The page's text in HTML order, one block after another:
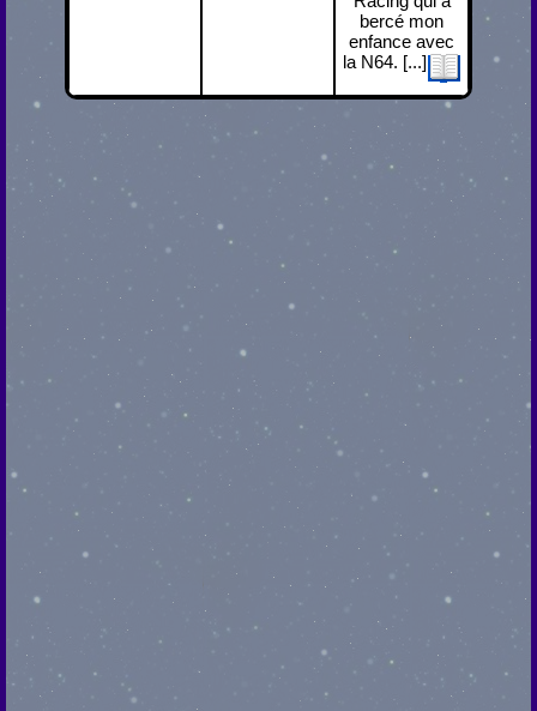
bercé mon
enfance avec
la N64. [...]